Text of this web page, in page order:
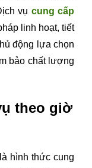
vụ cung cấp
linh hoạt, tiết
động lựa chọn
bảo chất lượng
theo giờ
hình thức cung